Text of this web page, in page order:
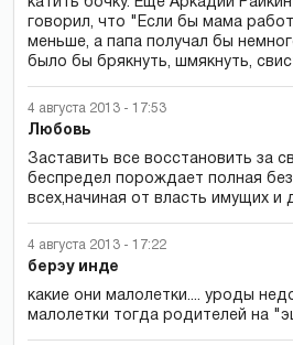
говорил, что "Если бы мама
меньше, а папа получал бы
было бы брякнуть, шмякнуть,
4 августа 2013 - 17:53
Любовь
Заставить все восстановить за
беспредел порождает полная
всех,начиная от власть имущих и
4 августа 2013 - 17:22
берэу инде
какие они малолетки.... уроды
малолетки тогда родителей на